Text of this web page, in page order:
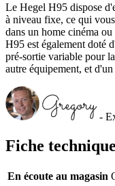
Fiche technique
En écoute au magasin
Le Hegel H95 dispose
à niveau fixe, ce qui
dans un home cinéma
H95 est également doté
pré-sortie variable pour
autre équipement, et
-